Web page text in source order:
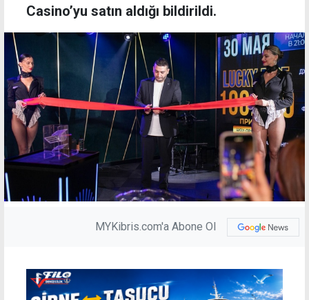
Casino’yu satın aldığı bildirildi.
MYKibris.com'a Abone Ol